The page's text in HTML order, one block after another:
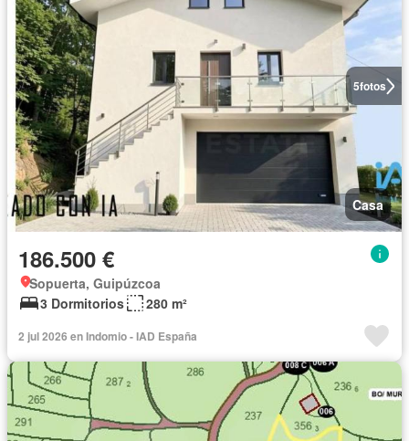
5fotos
Casa
186.500 €
Sopuerta, Guipúzcoa
3 Dormitorios
280 m²
2 jul 2026 en Indomio - IAD España